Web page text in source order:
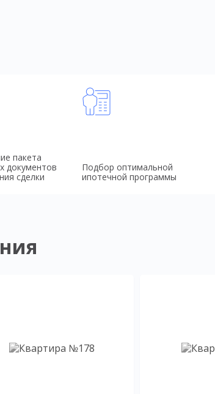
пакета
документов
сделки
Подбор оптимальной
ипотечной программы